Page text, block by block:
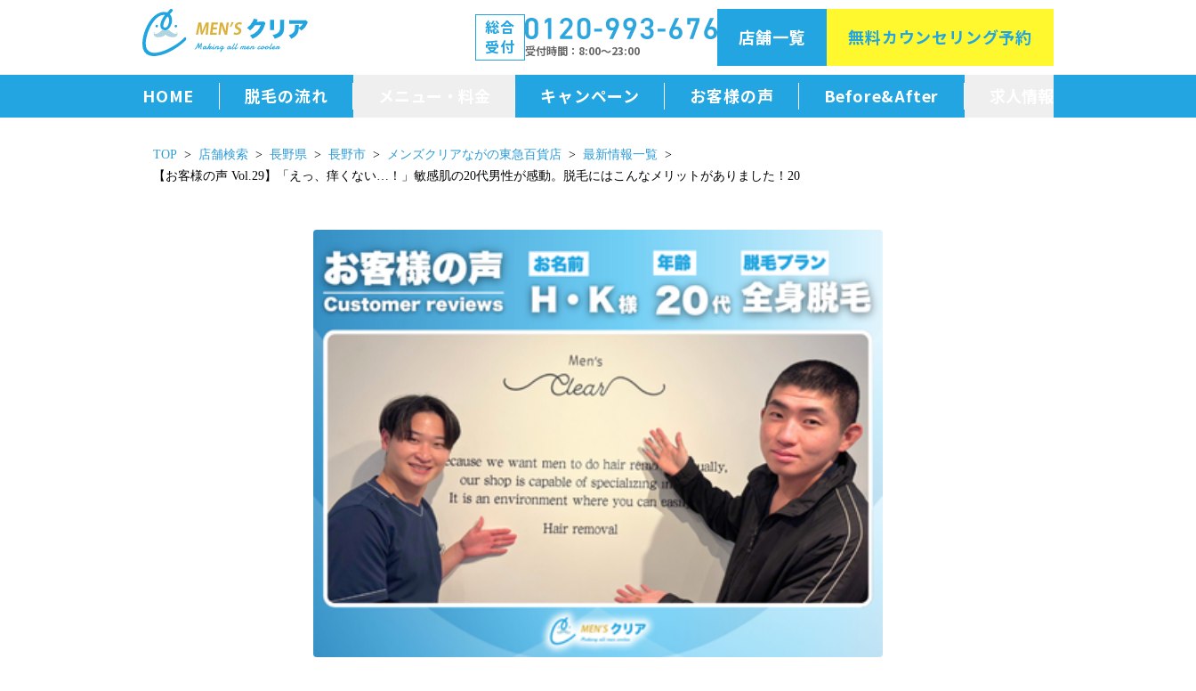
総合
受付
受付時間 8:00～23:00
店舗一覧 無料カウンセリング予約
HOME 脱毛の流れ
メニュー・料金
キャンペーン お客様の声 Before&After
TOP 店舗検索 長野県 長野市 メンズクリアながの東急百貨店
最新情報一覧
【お客様の声 Vol.29】「えっ、痒くない…！」敏感肌の20代男性が感動。脱毛にはこんなメリットがありました！20